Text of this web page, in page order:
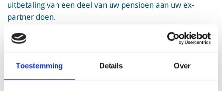
Toestemming Details Over
uitbetaling van een deel van uw pensioen aan uw ex-
partner doen.
Wilt u vanaf pensioendatum niet zelf het pensioen betalen
jaar aan bij het pensioenfonds door middel van het
mededelingsformulier